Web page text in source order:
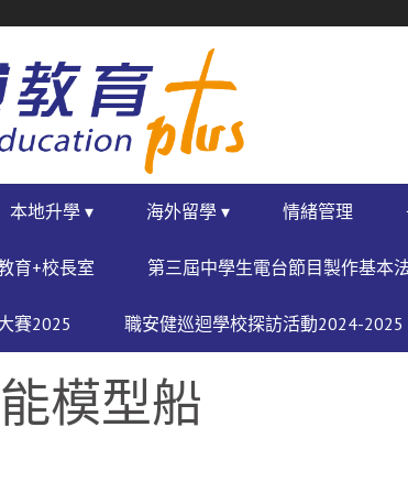
本地升學 ▾ 海外留學 ▾ 情緒管理
育+校長室 第三屆中學生電台節目製作基本
賽2025 職安健巡迴學校探訪活動2024-2025
模型船